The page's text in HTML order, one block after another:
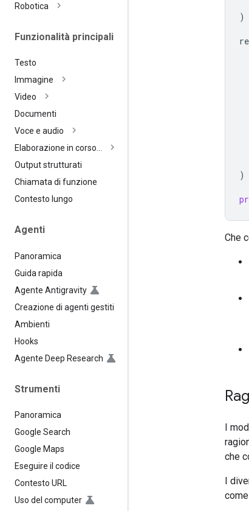
Robotica
Funzionalità principali
Testo
Immagine
Video
Documenti
Voce e audio
Elaborazione in corso…
Output strutturati
Chiamata di funzione
Contesto lungo
Agenti
Panoramica
Guida rapida
Agente Antigravity
Creazione di agenti gestiti
Ambienti
Hooks
Agente Deep Research
Strumenti
Panoramica
Google Search
Google Maps
Eseguire il codice
Contesto URL
Uso del computer
)
)
Che
I
che
I